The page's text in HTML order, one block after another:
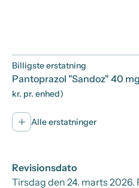
Billigste erstatning
Pantoprazol "Sandoz" 40
kr. pr. enhed)
Alle erstatninger
Revisionsdato
Tirsdag den 24. marts 2026.